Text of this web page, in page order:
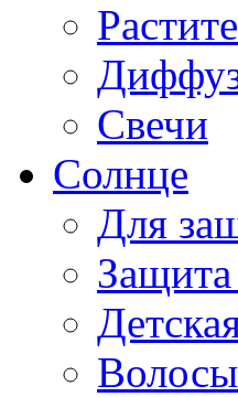
Свечи
Солнце
Для
Защита
Волосы